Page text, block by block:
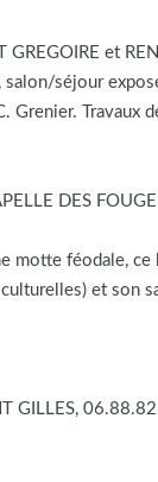
et
séjour
Grenier. Travaux
DES
motte féodale,
et son
GILLES,